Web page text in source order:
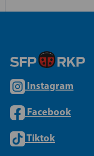
Instagram
Facebook
Tiktok